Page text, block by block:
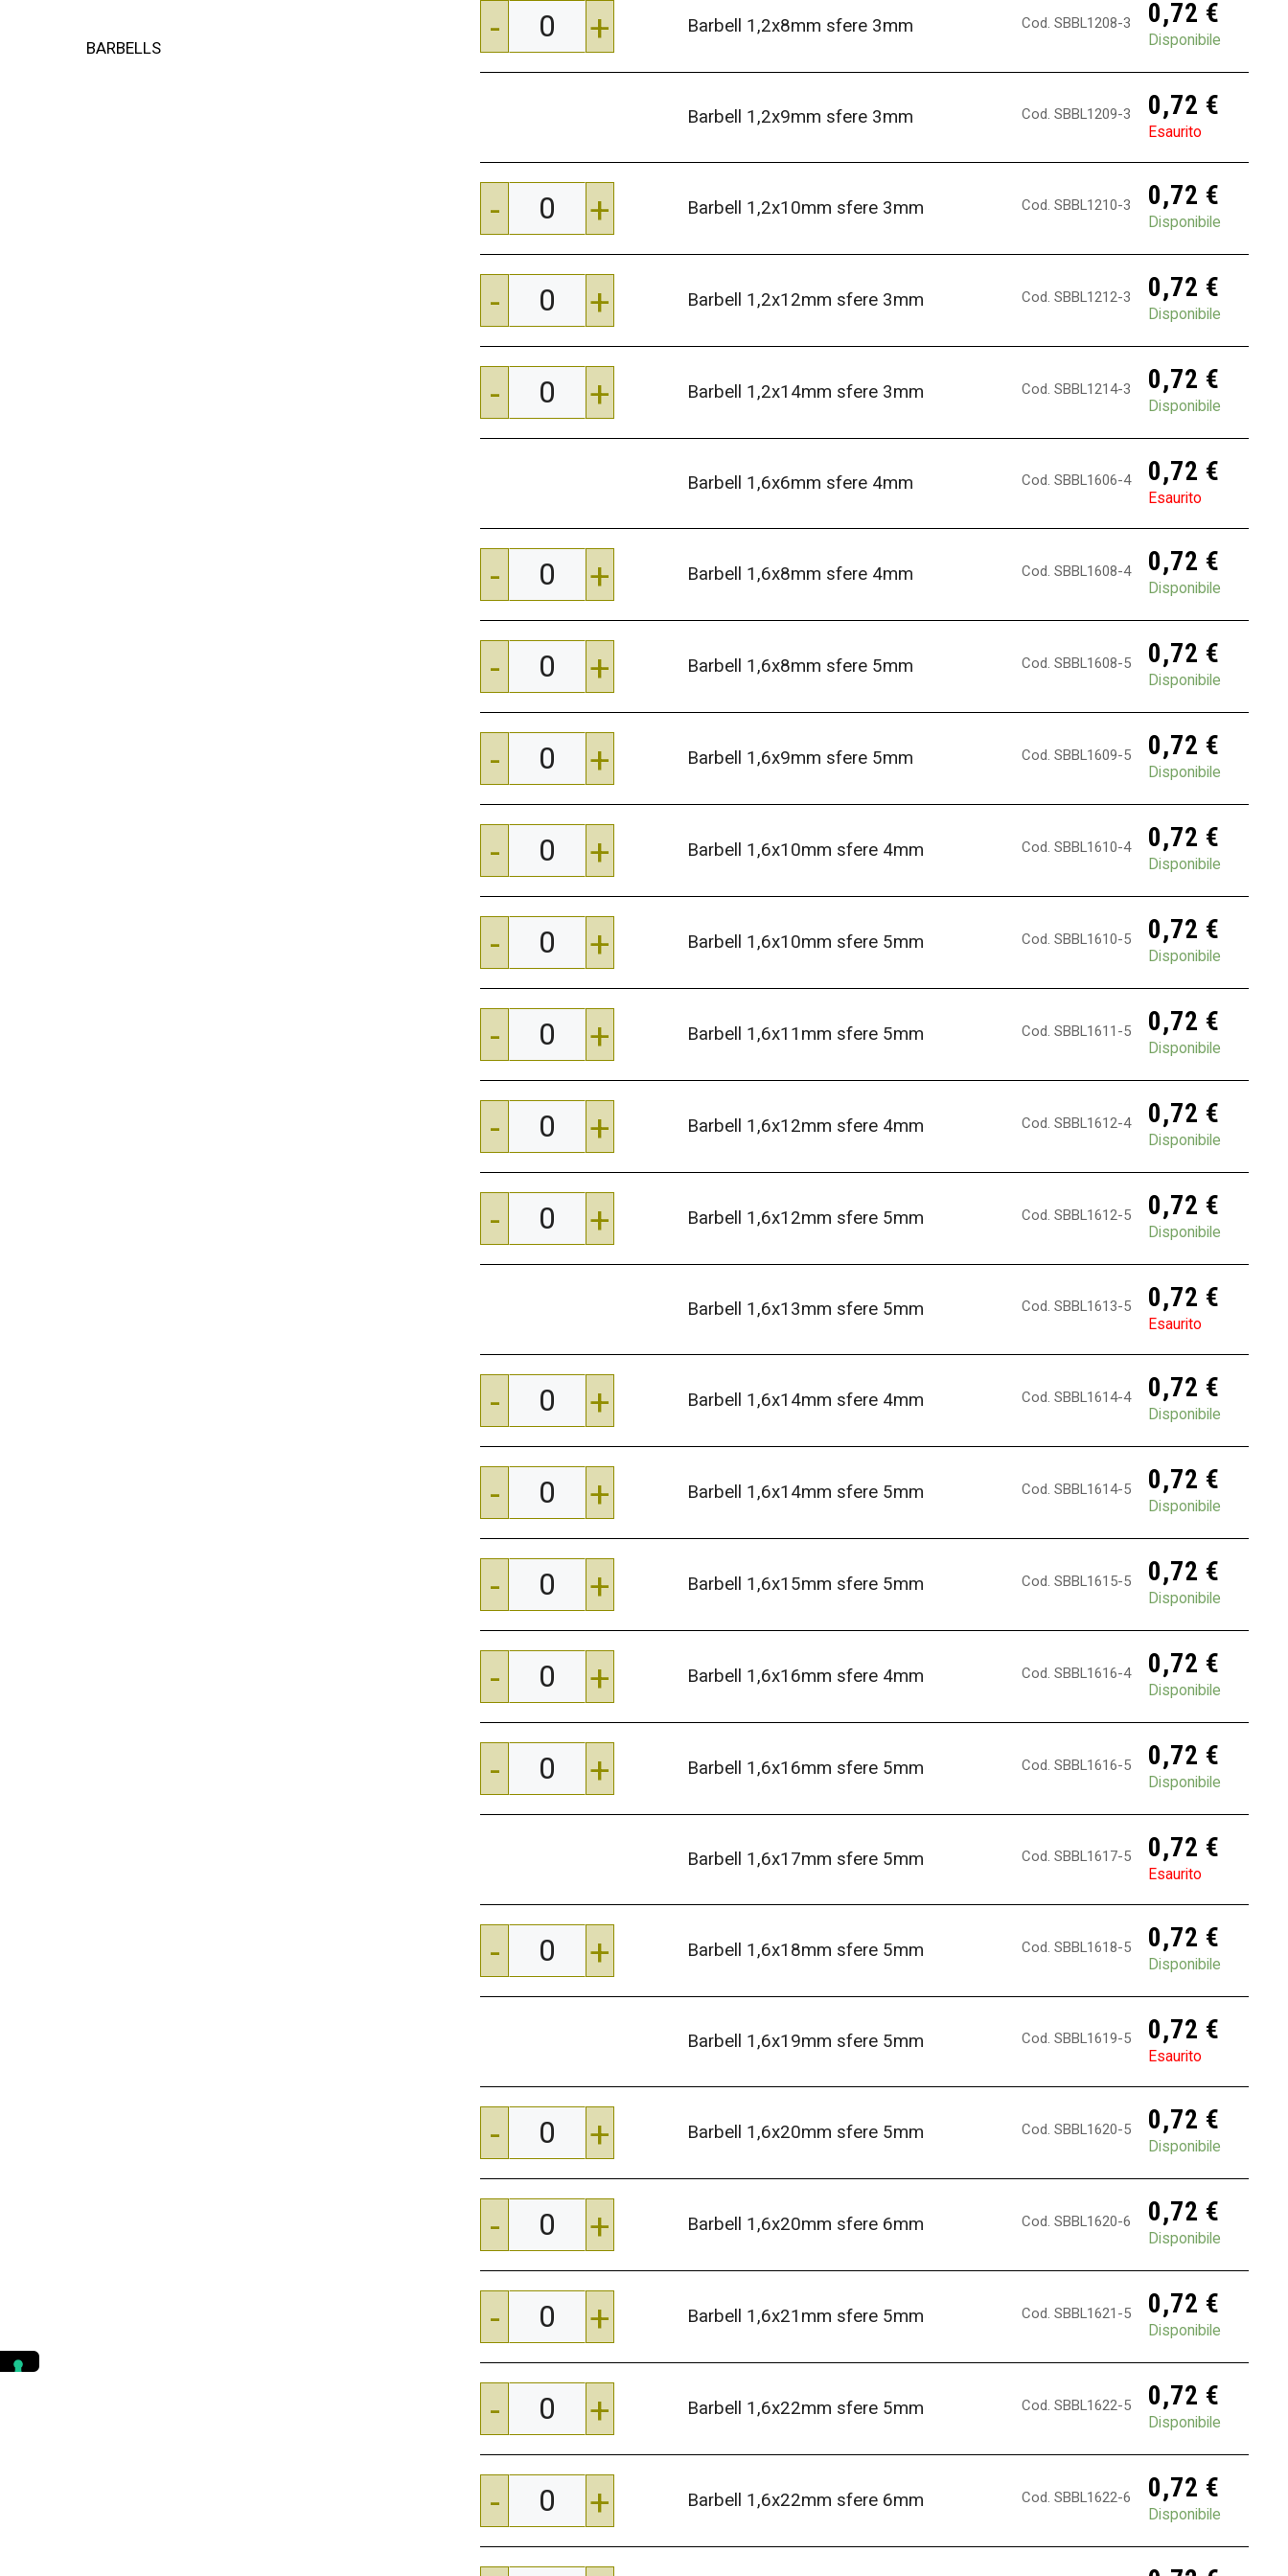
BARBELLS - + Barbell 1,2x8mm sfere 3mm Cod. SBBL1208-3 0,72 €
Disponibile
Barbell 1,2x9mm sfere 3mm Cod. SBBL1209-3 0,72 €
Esaurito
- + Barbell 1,2x10mm sfere 3mm Cod. SBBL1210-3 0,72 €
Disponibile
- + Barbell 1,2x12mm sfere 3mm Cod. SBBL1212-3 0,72 €
Disponibile
- + Barbell 1,2x14mm sfere 3mm Cod. SBBL1214-3 0,72 €
Disponibile
Barbell 1,6x6mm sfere 4mm Cod. SBBL1606-4 0,72 €
Esaurito
- + Barbell 1,6x8mm sfere 4mm Cod. SBBL1608-4 0,72 €
Disponibile
- + Barbell 1,6x8mm sfere 5mm Cod. SBBL1608-5 0,72 €
Disponibile
- + Barbell 1,6x9mm sfere 5mm Cod. SBBL1609-5 0,72 €
Disponibile
- + Barbell 1,6x10mm sfere 4mm Cod. SBBL1610-4 0,72 €
Disponibile
- + Barbell 1,6x10mm sfere 5mm Cod. SBBL1610-5 0,72 €
Disponibile
- + Barbell 1,6x11mm sfere 5mm Cod. SBBL1611-5 0,72 €
Disponibile
- + Barbell 1,6x12mm sfere 4mm Cod. SBBL1612-4 0,72 €
Disponibile
- + Barbell 1,6x12mm sfere 5mm Cod. SBBL1612-5 0,72 €
Disponibile
Barbell 1,6x13mm sfere 5mm Cod. SBBL1613-5 0,72 €
Esaurito
- + Barbell 1,6x14mm sfere 4mm Cod. SBBL1614-4 0,72 €
Disponibile
- + Barbell 1,6x14mm sfere 5mm Cod. SBBL1614-5 0,72 €
Disponibile
- + Barbell 1,6x15mm sfere 5mm Cod. SBBL1615-5 0,72 €
Disponibile
- + Barbell 1,6x16mm sfere 4mm Cod. SBBL1616-4 0,72 €
Disponibile
- + Barbell 1,6x16mm sfere 5mm Cod. SBBL1616-5 0,72 €
Disponibile
Barbell 1,6x17mm sfere 5mm Cod. SBBL1617-5 0,72 €
Esaurito
- + Barbell 1,6x18mm sfere 5mm Cod. SBBL1618-5 0,72 €
Disponibile
Barbell 1,6x19mm sfere 5mm Cod. SBBL1619-5 0,72 €
Esaurito
- + Barbell 1,6x20mm sfere 5mm Cod. SBBL1620-5 0,72 €
Disponibile
- + Barbell 1,6x20mm sfere 6mm Cod. SBBL1620-6 0,72 €
Disponibile
- + Barbell 1,6x21mm sfere 5mm Cod. SBBL1621-5 0,72 €
Disponibile
- + Barbell 1,6x22mm sfere 5mm Cod. SBBL1622-5 0,72 €
Disponibile
- + Barbell 1,6x22mm sfere 6mm Cod. SBBL1622-6 0,72 €
Disponibile